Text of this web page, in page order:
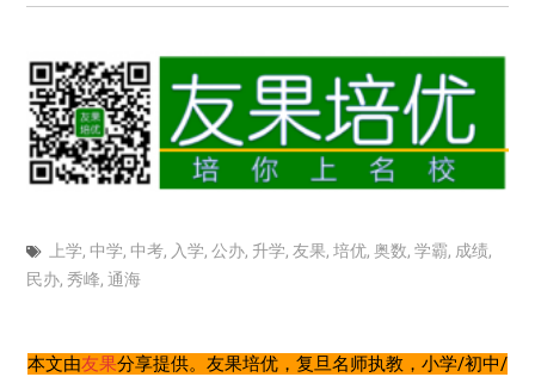
上学, 中学, 中考, 入学, 公办, 升学, 友果, 培优, 奥数, 学霸, 成绩,
民办, 秀峰, 通海
本文由友果分享提供。友果培优，复旦名师执教，小学/初中/